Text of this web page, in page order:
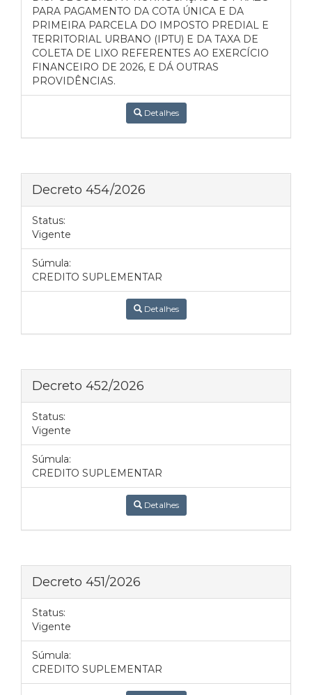
PARA PAGAMENTO DA COTA ÚNICA E DA
PRIMEIRA PARCELA DO IMPOSTO PREDIAL E
TERRITORIAL URBANO (IPTU) E DA TAXA DE
COLETA DE LIXO REFERENTES AO EXERCÍCIO
FINANCEIRO DE 2026, E DÁ OUTRAS
PROVIDÊNCIAS.
Detalhes
Decreto 454/2026
Status:
Vigente
Súmula:
CREDITO SUPLEMENTAR
Detalhes
Decreto 452/2026
Status:
Vigente
Súmula:
CREDITO SUPLEMENTAR
Detalhes
Decreto 451/2026
Status:
Vigente
Súmula:
CREDITO SUPLEMENTAR